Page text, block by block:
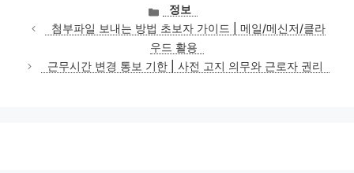
카
테
고
리
정보
첨부파일 보내는 방법 초보자 가이드 | 메일/메신저/클라
우드 활용
근무시간 변경 통보 기한 | 사전 고지 의무와 근로자 권리